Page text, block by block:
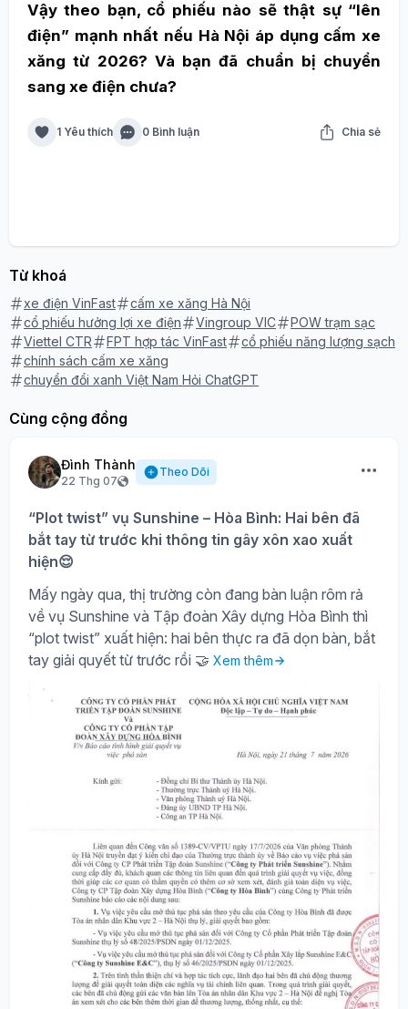
Vậy theo bạn, cổ phiếu nào sẽ thật sự “lên
điện” mạnh nhất nếu Hà Nội áp dụng cấm xe
xăng từ 2026? Và bạn đã chuẩn bị chuyển
sang xe điện chưa?
1 Yêu thích 0 Bình luận Chia sẻ
Từ khoá
xe điện VinFast
cấm xe xăng Hà Nội
cổ phiếu hưởng lợi xe điện
Vingroup VIC
POW trạm sạc
Viettel CTR
FPT hợp tác VinFast
cổ phiếu năng lượng sạch
chính sách cấm xe xăng
chuyển đổi xanh Việt Nam Hỏi ChatGPT
Cùng cộng đồng
Đình Thành
22 Thg 07
Theo Dõi
“Plot twist” vụ Sunshine – Hòa Bình: Hai bên đã
bắt tay từ trước khi thông tin gây xôn xao xuất
hiện😌
Mấy ngày qua, thị trường còn đang bàn luận rôm rả
về vụ Sunshine và Tập đoàn Xây dựng Hòa Bình thì
“plot twist” xuất hiện: hai bên thực ra đã dọn bàn, bắt
tay giải quyết từ trước rồi 🤝 Xem thêm